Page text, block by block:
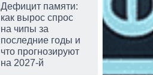
Дефицит памяти:
как вырос спрос
на чипы за
последние годы и
что прогнозируют
на 2027-й